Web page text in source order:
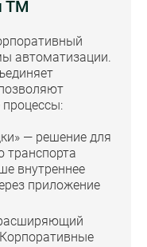
ТМ
автоматизации.
— решение для
транспорта
внутреннее
приложение